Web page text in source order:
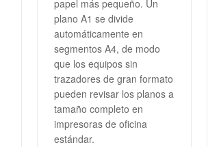
papel más pequeño. Un
plano A1 se divide
automáticamente en
segmentos A4, de modo
que los equipos sin
trazadores de gran formato
pueden revisar los planos a
tamaño completo en
impresoras de oficina
estándar.